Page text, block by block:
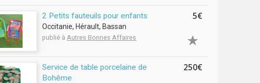
2 Petits fauteuils pour enfants
Occitanie, Hérault, Bassan
publié àAutres Bonnes Affaires
5€
Service de table porcelaine de
Bohême
250€